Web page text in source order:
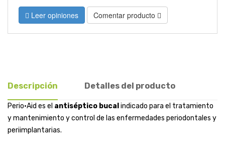
Leer opiniones Comentar producto
Descripción Detalles del producto
Perio·Aid es el antiséptico bucal indicado para el tratamiento
y mantenimiento y control de las enfermedades periodontales y
periimplantarias.